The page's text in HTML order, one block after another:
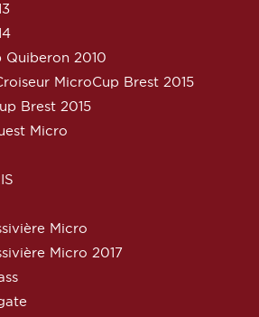
Quiberon 2010
MicroCup Brest 2015
Brest 2015
Micro
Micro
Micro 2017